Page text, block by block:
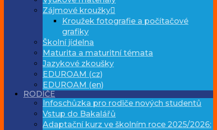
Zájmové kroužky
Kroužek fotografie a počítačové
grafiky
Školní jídelna
Maturita a maturitní témata
Jazykové zkoušky
EDUROAM (cz)
EDUROAM (en)
RODIČE
Infoschůzka pro rodiče nových studentů
Vstup do Bakalářů
Adaptační kurz ve školním roce 2025/2026: